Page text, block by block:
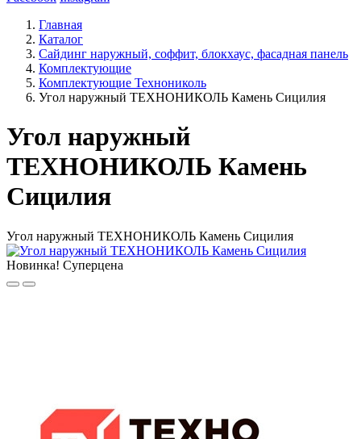
Главная
Каталог
Сайдинг наружный, соффит, блокхаус, фасадная панель
Комплектующие
Комплектующие Технониколь
Угол наружный ТЕХНОНИКОЛЬ Камень Сицилия
Угол наружный
ТЕХНОНИКОЛЬ Камень
Сицилия
Угол наружный ТЕХНОНИКОЛЬ Камень Сицилия
Новинка! Суперцена